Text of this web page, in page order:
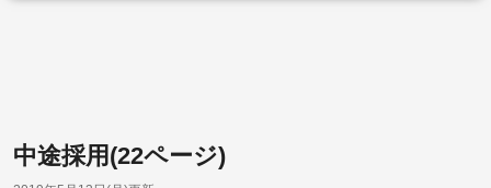
中途採用(22ページ)